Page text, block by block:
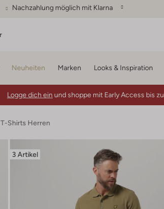
Nachzahlung möglich mit Klarna
Neuheiten Marken Looks & Inspiration
Logge dich ein und shoppe mit Early Access bis zu
T-Shirts Herren
3 Artikel